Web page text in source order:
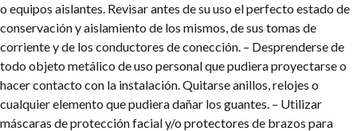
o equipos aislantes. Revisar antes de su uso el perfecto estado de
conservación y aislamiento de los mismos, de sus tomas de
corriente y de los conductores de conección. – Desprenderse de
todo objeto metálico de uso personal que pudiera proyectarse o
hacer contacto con la instalación. Quitarse anillos, relojes o
cualquier elemento que pudiera dañar los guantes. – Utilizar
máscaras de protección facial y/o protectores de brazos para